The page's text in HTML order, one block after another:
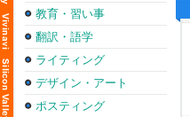
教育・習い事
翻訳・語学
ライティング
デザイン・アート
ポスティング